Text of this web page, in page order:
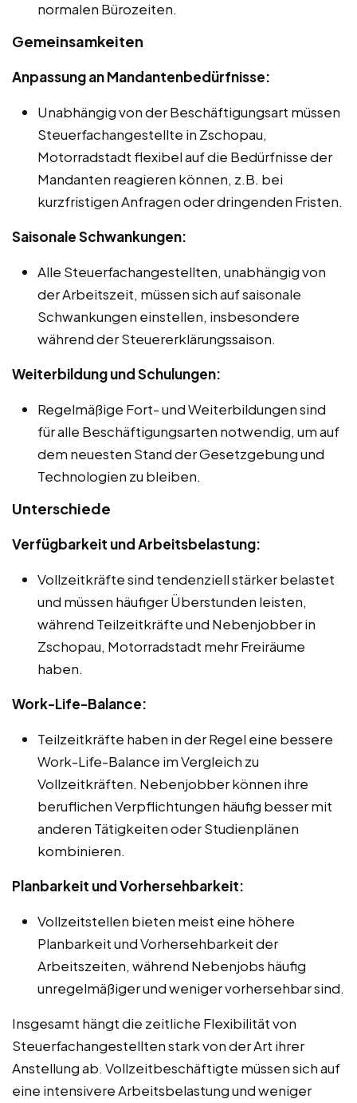
normalen Bürozeiten.
Gemeinsamkeiten
Anpassung an Mandantenbedürfnisse:
Unabhängig von der Beschäftigungsart müssen
Steuerfachangestellte in Zschopau,
Motorradstadt flexibel auf die Bedürfnisse der
Mandanten reagieren können, z.B. bei
kurzfristigen Anfragen oder dringenden Fristen.
Saisonale Schwankungen:
Alle Steuerfachangestellten, unabhängig von
der Arbeitszeit, müssen sich auf saisonale
Schwankungen einstellen, insbesondere
während der Steuererklärungssaison.
Weiterbildung und Schulungen:
Regelmäßige Fort- und Weiterbildungen sind
für alle Beschäftigungsarten notwendig, um auf
dem neuesten Stand der Gesetzgebung und
Technologien zu bleiben.
Unterschiede
Verfügbarkeit und Arbeitsbelastung:
Vollzeitkräfte sind tendenziell stärker belastet
und müssen häufiger Überstunden leisten,
während Teilzeitkräfte und Nebenjobber in
Zschopau, Motorradstadt mehr Freiräume
haben.
Work-Life-Balance:
Teilzeitkräfte haben in der Regel eine bessere
Work-Life-Balance im Vergleich zu
Vollzeitkräften. Nebenjobber können ihre
beruflichen Verpflichtungen häufig besser mit
anderen Tätigkeiten oder Studienplänen
kombinieren.
Planbarkeit und Vorhersehbarkeit:
Vollzeitstellen bieten meist eine höhere
Planbarkeit und Vorhersehbarkeit der
Arbeitszeiten, während Nebenjobs häufig
unregelmäßiger und weniger vorhersehbar sind.
Insgesamt hängt die zeitliche Flexibilität von
Steuerfachangestellten stark von der Art ihrer
Anstellung ab. Vollzeitbeschäftigte müssen sich auf
eine intensivere Arbeitsbelastung und weniger